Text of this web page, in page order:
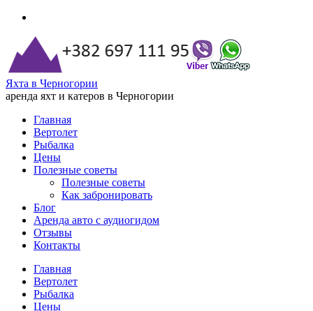
Яхта в Черногории
аренда яхт и катеров в Черногории
Главная
Вертолет
Рыбалка
Цены
Полезные советы
Полезные советы
Как забронировать
Блог
Аренда авто с аудиогидом
Отзывы
Контакты
Главная
Вертолет
Рыбалка
Цены